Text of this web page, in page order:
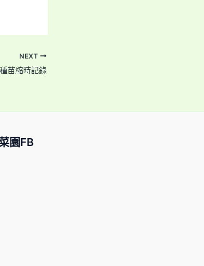
NEXT
苗縮時記錄
園FB